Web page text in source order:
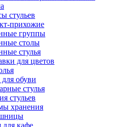
стульев
прихожие
группы
столы
стулья
для цветов
обуви
стулья
стульев
хранения
для кафе